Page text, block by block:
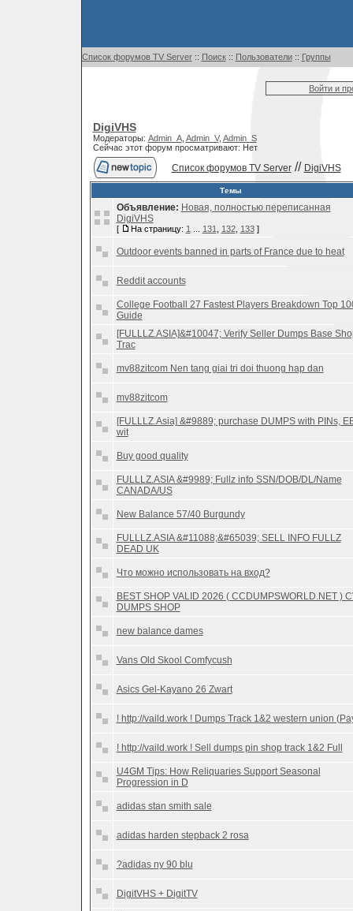
Список форумов TV Server:: Поиск:: Пользователи:: Группы
Войти и
DigiVHS
Модераторы: Admin_A, Admin_V, Admin_S
Сейчас этот форум просматривают: Нет
Список форумов TV Server// DigiVHS
Темы
Объявление: Новая, полностью переписанная
DigiVHS
[ На страницу: 1 131 132, 133]
Outdoor events banned in parts of France due to heat
Reddit accounts
College Football 27 Fastest Players Breakdown Top
Guide
[FULLLZ.ASIA]&#10047; Verify Seller Dumps Base
Trac
mv88zitcom Nen tang giai tri doi thuong hap dan
mv88zitcom
[FULLLZ.Asia] &#9889; purchase DUMPS with PINs,
wit
Buy good quality
FULLLZ.ASIA &#9989; Fullz info SSN/DOB/DL/Name
CANADA/US
New Balance 57/40 Burgundy
FULLLZ.ASIA &#11088;&#65039; SELL INFO FULLZ
DEAD UK
Что можно использовать на вход?
BEST SHOP VALID 2026 ( CCDUMPSWORLD.NET )
DUMPS SHOP
new balance dames
Vans Old Skool Comfycush
Asics Gel-Kayano 26 Zwart
! http://vaild.work ! Dumps Track 1&2 western union
! http://vaild.work ! Sell dumps pin shop track 1&2 Full
U4GM Tips: How Reliquaries Support Seasonal
Progression in D
adidas stan smith sale
adidas harden stepback 2 rosa
?adidas ny 90 blu
DigitVHS + DigitTV